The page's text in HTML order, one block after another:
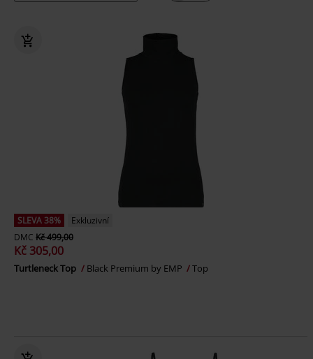
SLEVA 38%
Exkluzivní
DMC Kč 499,00
Kč 305,00
Turtleneck Top Black Premium by EMP Top